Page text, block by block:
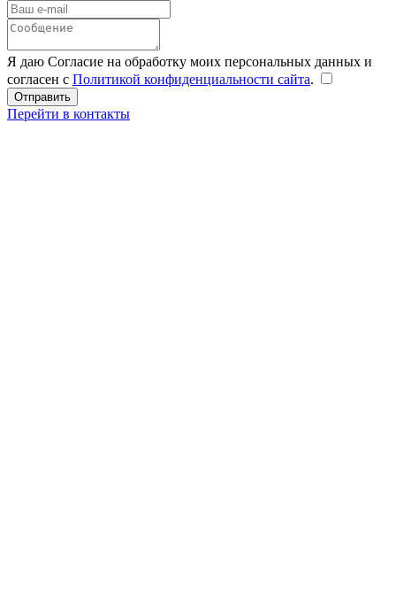
Я даю Согласие на обработку моих персональных данных и
согласен с Политикой конфиденциальности сайта.
Перейти в контакты